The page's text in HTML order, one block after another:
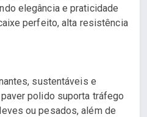
elegância e praticidade
perfeito, alta resistência
sustentáveis e
polido suporta tráfego
ou pesados, além de